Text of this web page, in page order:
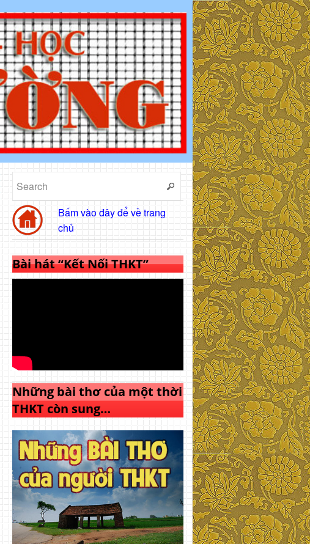
Bấm vào đây để về trang
chủ
Bài hát “Kết Nối THKT”
Những bài thơ của một thời
THKT còn sung…